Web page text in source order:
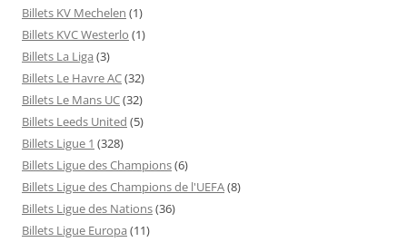
Billets KV Mechelen (1)
Billets KVC Westerlo (1)
Billets La Liga (3)
Billets Le Havre AC(32)
Billets Le Mans UC(32)
Billets Leeds United (5)
Billets Ligue 1 (328)
Billets Ligue des Champions(6)
Billets Ligue des Champions de l'UEFA(8)
Billets Ligue des Nations(36)
Billets Ligue Europa (11)